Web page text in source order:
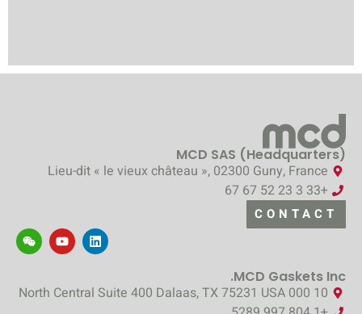
MCD SAS (Headquarters)
Lieu-dit « le vieux château », 02300 Guny, France
+33 3 23 52 67 67
CONTACT
MCD Gaskets Inc.
10 000 North Central Suite 400 Dalaas, TX 75231 USA